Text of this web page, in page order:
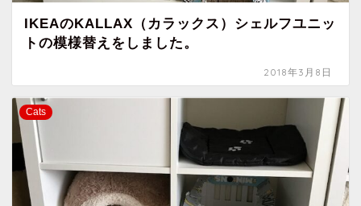
IKEAのKALLAX（カラックス）シェルフユニッ
トの模様替えをしました。
2018年3月8日
Cats